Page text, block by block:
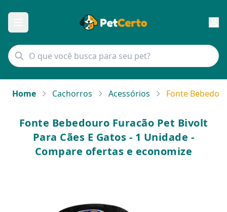
Home Cachorros Acessórios Fonte
Fonte Bebedouro Furacão Pet Bivolt
Para Cães E Gatos - 1 Unidade -
Compare ofertas e economize